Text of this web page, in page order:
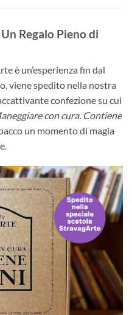
Regalo Pieno di
è un’esperienza fin dal
viene spedito nella nostra
confezione su cui
con cura. Contiene
un momento di magia